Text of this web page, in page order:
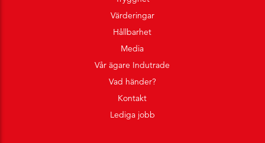
Värderingar
Hållbarhet
Media
Vår ägare Indutrade
Vad händer?
Kontakt
Lediga jobb